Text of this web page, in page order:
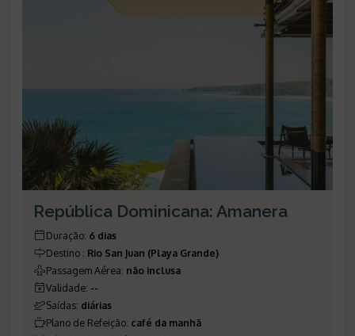
República Dominicana: Amanera
Duração: 6 dias
Destino : Rio San Juan (Playa Grande)
Passagem Aérea: não inclusa
Validade: --
Saídas: diárias
Plano de Refeição: café da manhã